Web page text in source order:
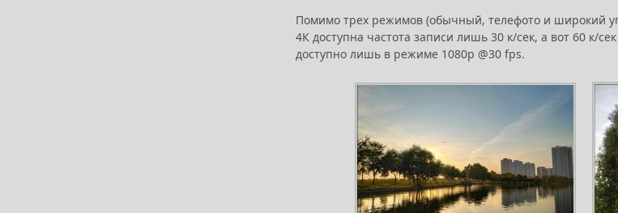
Помимо трех режимов (обычный, телефото и широкий
4К доступна частота записи лишь 30 к/сек, а вот 60 к/
доступно лишь в режиме 1080p @30 fps.